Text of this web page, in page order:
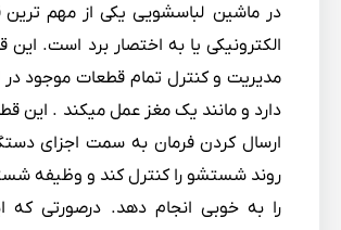
در ماشین لباسشویی یکی از مهم ترین
الکترونیکی یا به اختصار برد است.
مدیریت و کنترل تمام قطعات موجود در
دارد و مانند یک مغز عمل میکند . این
ارسال کردن فرمان به سمت اجزای
روند شستشو را کنترل کند و وظیفه
را به خوبی انجام دهد. درصورتی که